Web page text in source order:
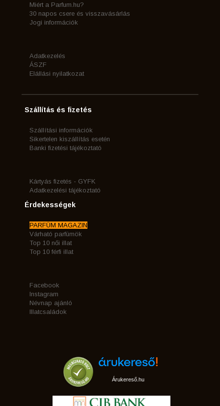
Miért a Parfum.hu?
30 napos csere és visszavásárlás
Jogi információk
Adatkezelés
ÁSZF
Elállási nyilatkozat
Szállítás és fizetés
Szállítási információk
Sikertelen kiszállítás esetén
Banki fizetési tájékoztató
Kártyás fizetés - GYFK
Adatkezelési tájékoztató
Érdekességek
PARFÜM MAGAZIN
Várható parfümök
Top 10 női illat
Top 10 férfi illat
Facebook
Instagram
Névnap ajánló
Illatcsaládok
Árukereső.hu